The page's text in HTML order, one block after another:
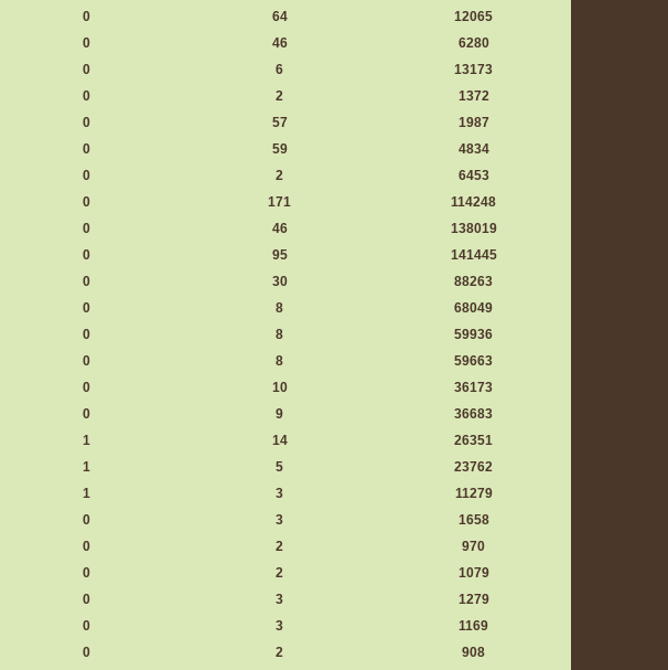
0 64
12065
0 46
6280
0 6
13173
0 2
1372
0 57
1987
0 59
4834
0 2
6453
0 171
114248
0 46
138019
0 95
141445
0 30
88263
0 8
68049
0 8
59936
0 8
59663
0 10
36173
0 9
36683
1 14
26351
1 5
23762
1 3
11279
0 3
1658
0 2
970
0 2
1079
0 3
1279
0 3
1169
0 2
908